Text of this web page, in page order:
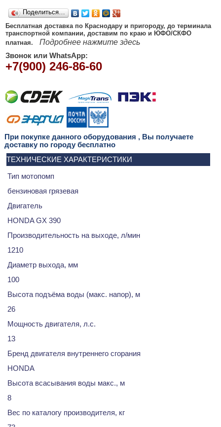
Поделиться…
Бесплатная доставка по Краснодару и пригороду, до терминала
транспортной компании, доставим по краю и ЮФО/СКФО
платная.
Подробнее нажмите здесь
Звонок или WhatsApp:
+7(900) 246-86-60
При покупке данного оборудования , Вы получаете
доставку по городу бесплатно
ТЕХНИЧЕСКИЕ ХАРАКТЕРИСТИКИ
Тип мотопомп
бензиновая грязевая
Двигатель
HONDA GX 390
Производительность на выходе, л/мин
1210
Диаметр выхода, мм
100
Высота подъёма воды (макс. напор), м
26
Мощность двигателя, л.с.
13
Бренд двигателя внутреннего сгорания
HONDA
Высота всасывания воды макс., м
8
Вес по каталогу производителя, кг